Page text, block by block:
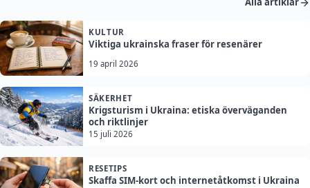
KULTUR
Viktiga ukrainska fraser för resenärer
19 april 2026
SÄKERHET
Krigsturism i Ukraina: etiska överväganden
och riktlinjer
15 juli 2026
RESETIPS
Skaffa SIM-kort och internetåtkomst i Ukraina